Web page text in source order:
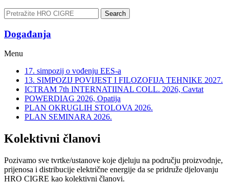
Search
Događanja​
Menu
17. simpozij o vođenju EES-a
13. SIMPOZIJ POVIJEST I FILOZOFIJA TEHNIKE 2027.
ICTRAM 7th INTERNATIINAL COLL. 2026, Cavtat
POWERDIAG 2026, Opatija
PLAN OKRUGLIH STOLOVA 2026.
PLAN SEMINARA 2026.
Kolektivni članovi
Pozivamo sve tvrtke/ustanove koje djeluju na području proizvodnje,
prijenosa i distribucije električne energije da se pridruže djelovanju
HRO CIGRE kao kolektivni članovi.